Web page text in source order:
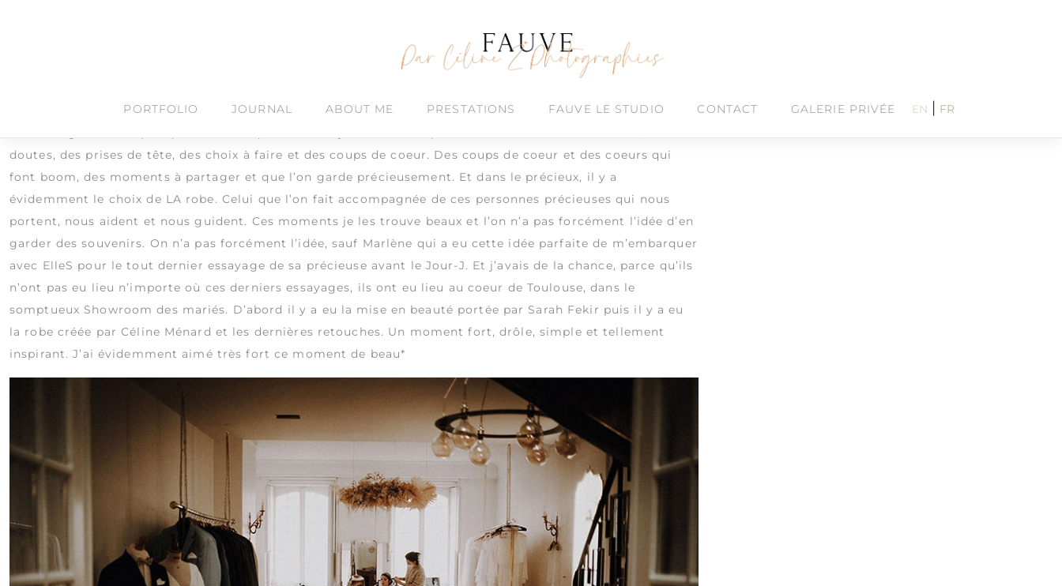
PORTFOLIO JOURNAL ABOUT ME PRESTATIONS FAUVE LE STUDIO CONTACT GALERIE PRIVÉE EN FR
doutes, des prises de tête, des choix à faire et des coups de coeur. Des coups de coeur et des coeurs qui
font boom, des moments à partager et que l’on garde précieusement. Et dans le précieux, il y a
évidemment le choix de LA robe. Celui que l’on fait accompagnée de ces personnes précieuses qui nous
portent, nous aident et nous guident. Ces moments je les trouve beaux et l’on n’a pas forcément l’idée d’en
garder des souvenirs. On n’a pas forcément l’idée, sauf Marlène qui a eu cette idée parfaite de m’embarquer
avec ElleS pour le tout dernier essayage de sa précieuse avant le Jour-J. Et j’avais de la chance, parce qu’ils
n’ont pas eu lieu n’importe où ces derniers essayages, ils ont eu lieu au coeur de Toulouse, dans le
somptueux Showroom des mariés. D’abord il y a eu la mise en beauté portée par Sarah Fekir puis il y a eu
la robe créée parCéline Ménard et les dernières retouches. Un moment fort, drôle, simple et tellement
inspirant. J’ai évidemment aimé très fort ce moment de beau*